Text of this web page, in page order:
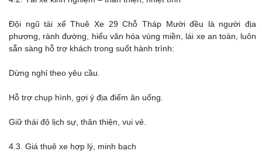
Đội ngũ tài xế Thuê Xe 29 Chỗ Tháp Mười đều là người địa
phương, rành đường, hiểu văn hóa vùng miền, lái xe an toàn, luôn
sẵn sàng hỗ trợ khách trong suốt hành trình:
Dừng nghỉ theo yêu cầu.
Hỗ trợ chụp hình, gợi ý địa điểm ăn uống.
Giữ thái độ lịch sự, thân thiện, vui vẻ.
4.3. Giá thuê xe hợp lý, minh bạch